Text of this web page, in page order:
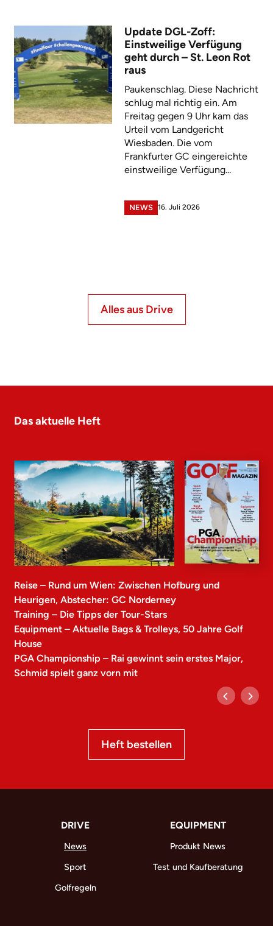
Update DGL-Zoff:
Einstweilige Verfügung
geht durch – St. Leon Rot
raus
Paukenschlag. Diese Nachricht
schlug mal richtig ein. Am
Freitag gegen 9 Uhr kam das
Urteil vom Landgericht
Wiesbaden. Die vom
Frankfurter GC eingereichte
einstweilige Verfügung...
NEWS 16. Juli 2026
Alles aus Drive
Das aktuelle Heft
Reise – Rund um Wien: Zwischen Hofburg und
Heurigen, Abstecher: GC Norderney
Training – Die Tipps der Tour-Stars
Equipment – Aktuelle Bags & Trolleys, 50 Jahre Golf
House
PGA Championship – Rai gewinnt sein erstes Major,
Schmid spielt ganz vorn mit
Heft bestellen
DRIVE
News
Sport
Golfregeln
EQUIPMENT
Produkt News
Test und Kaufberatung